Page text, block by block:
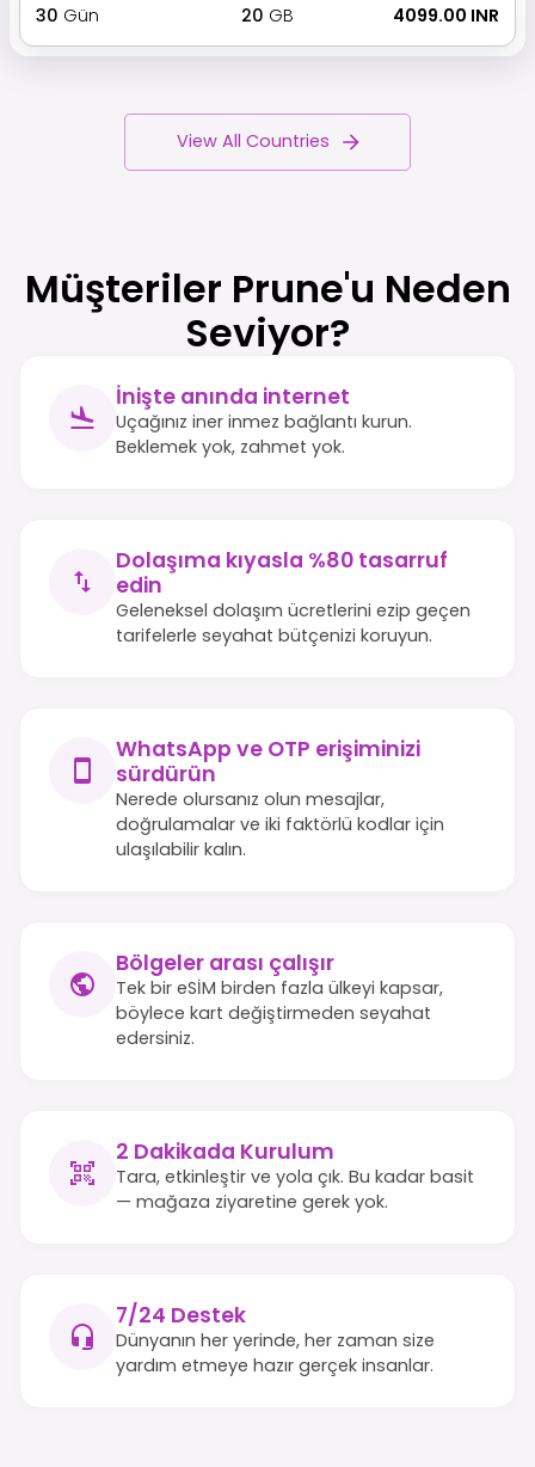
30 Gün 20 GB ₹ 4099.00 INR
View All Countries
Müşteriler Prune'u Neden
Seviyor?
İnişte anında internet
Uçağınız iner inmez bağlantı kurun.
Beklemek yok, zahmet yok.
Dolaşıma kıyasla %80 tasarruf
edin
Geleneksel dolaşım ücretlerini ezip geçen
tarifelerle seyahat bütçenizi koruyun.
WhatsApp ve OTP erişiminizi
sürdürün
Nerede olursanız olun mesajlar,
doğrulamalar ve iki faktörlü kodlar için
ulaşılabilir kalın.
Bölgeler arası çalışır
Tek bir eSİM birden fazla ülkeyi kapsar,
böylece kart değiştirmeden seyahat
edersiniz.
2 Dakikada Kurulum
Tara, etkinleştir ve yola çık. Bu kadar basit
— mağaza ziyaretine gerek yok.
7/24 Destek
Dünyanın her yerinde, her zaman size
yardım etmeye hazır gerçek insanlar.